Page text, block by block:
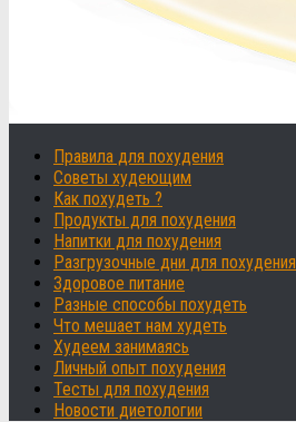
Правила для похудения
Советы худеющим
Как похудеть ?
Продукты для похудения
Напитки для похудения
Разгрузочные дни для похудения
Здоровое питание
Разные способы похудеть
Что мешает нам худеть
Худеем занимаясь
Личный опыт похудения
Тесты для похудения
Новости диетологии